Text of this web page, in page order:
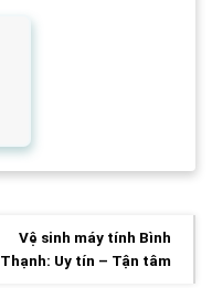
Vệ sinh máy tính Bình
Thạnh: Uy tín – Tận tâm